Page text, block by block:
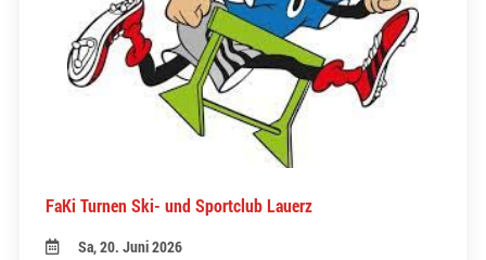
FaKi Turnen Ski- und Sportclub Lauerz
Sa, 20. Juni 2026